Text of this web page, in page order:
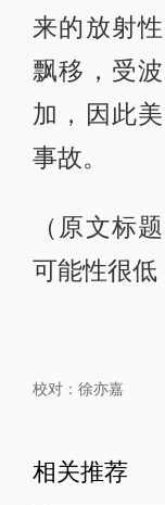
来的放射
飘移，受
加，因此
事故。
（原文标
可能性很低
校对： 徐亦嘉
相关推荐